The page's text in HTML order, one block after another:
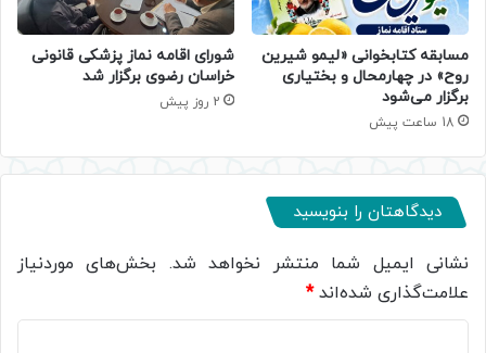
مسابقه کتابخوانی «لیمو شیرین
روح» در چهارمحال و بختیاری
برگزار می‌شود
18 ساعت پیش
شورای اقامه نماز پزشکی قانونی
خراسان رضوی برگزار شد
2 روز پیش
دیدگاهتان را بنویسید
نشانی ایمیل شما منتشر نخواهد شد. بخش‌های موردنیاز
علامت‌گذاری شده‌اند*